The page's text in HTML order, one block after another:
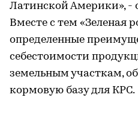
Латинской Америки», -
Вместе с тем «Зеленая
определенные
себестоимости
земельным участкам,
кормовую базу для КРС.